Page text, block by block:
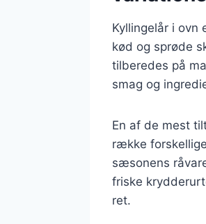
Kyllingelår i
kød og sprøde
tilberedes på
smag og
En af de mest
række
sæsonens
friske
ret.